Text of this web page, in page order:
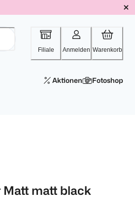
Filiale Anmelden Warenkorb
Aktionen Fotoshop
Matt matt black